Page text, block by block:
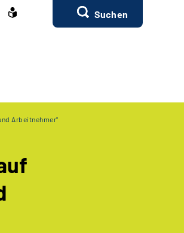
Suchen
Arbeitnehmer"